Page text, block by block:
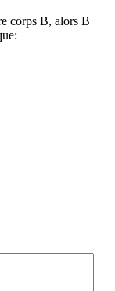
corps B, alors B